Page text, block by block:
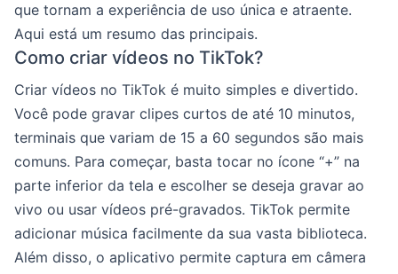
que tornam a experiência de uso única e atraente.
Aqui está um resumo das principais.
Como criar vídeos no TikTok?
Criar vídeos no TikTok é muito simples e divertido.
Você pode gravar clipes curtos de até 10 minutos,
terminais que variam de 15 a 60 segundos são mais
comuns. Para começar, basta tocar no ícone “+” na
parte inferior da tela e escolher se deseja gravar ao
vivo ou usar vídeos pré-gravados. TikTok permite
adicionar música facilmente da sua vasta biblioteca.
Além disso, o aplicativo permite captura em câmera